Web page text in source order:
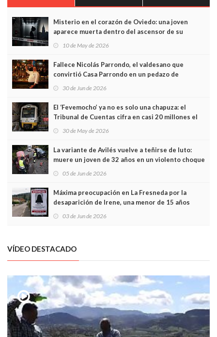
Misterio en el corazón de Oviedo: una joven
aparece muerta dentro del ascensor de su
edificio y las cámaras captan sus últimos minutos
10 de May de 2026
Fallece Nicolás Parrondo, el valdesano que
convirtió Casa Parrondo en un pedazo de
Asturias en Madrid
30 de Jun de 2026
El ‘Fevemocho’ ya no es solo una chapuza: el
Tribunal de Cuentas cifra en casi 20 millones el
sobrecoste de los trenes que no cabían por los
30 de May de 2026
La variante de Avilés vuelve a teñirse de luto:
muere un joven de 32 años en un violento choque
frontal
05 de Jun de 2026
Máxima preocupación en La Fresneda por la
desaparición de Irene, una menor de 15 años
03 de Jun de 2026
VÍDEO DESTACADO